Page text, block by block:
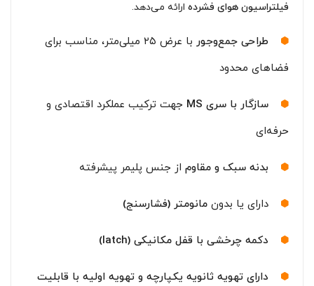
فیلتراسیون هوای فشرده ارائه می‌دهد.
طراحی جمع‌وجور
با عرض ۲۵ میلی‌متر، مناسب برای
فضاهای محدود
سازگار با سری MS جهت ترکیب عملکرد اقتصادی و
حرفه‌ای
بدنه سبک و مقاوم از جنس پلیمر پیشرفته
دارای یا بدون مانومتر (فشارسنج)
دکمه چرخشی با قفل مکانیکی (latch
)
دارای تهویه ثانویه یکپارچه و تهویه اولیه با قابلیت